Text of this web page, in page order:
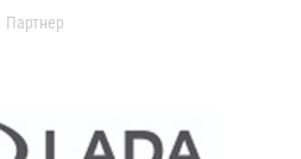
Партнер